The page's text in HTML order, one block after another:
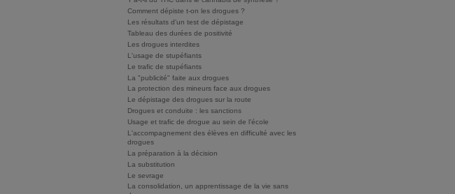
Comment dépiste t-on les drogues ?
Les résultats d'un test de dépistage
Tableau des durées de positivité
Les drogues interdites
L'usage de stupéfiants
Le trafic de stupéfiants
La "publicité" faite aux drogues
La protection des mineurs face aux drogues
Le dépistage des drogues sur la route
Drogues et conduite : les sanctions
Usage et trafic de drogue au sein de l'école
L'accompagnement des élèves en difficulté avec les
drogues
La préparation à la décision
La substitution
Le sevrage
La consolidation, un apprentissage de la vie sans